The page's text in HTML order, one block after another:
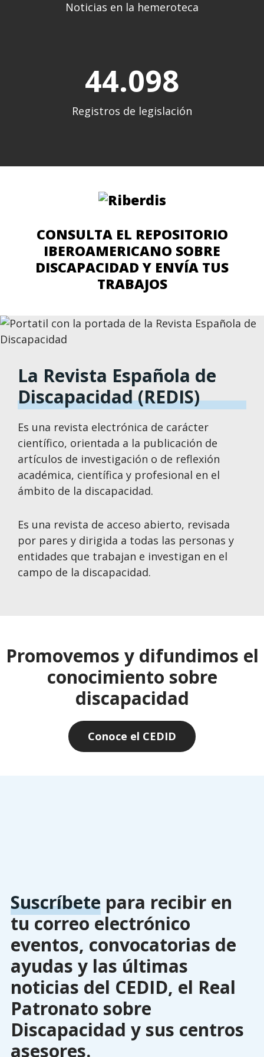
Noticias en la hemeroteca
44.102
Registros de legislación
CONSULTA EL REPOSITORIO
IBEROAMERICANO SOBRE
DISCAPACIDAD Y ENVÍA TUS
TRABAJOS
La Revista Española de
Discapacidad (REDIS)
Es una revista electrónica de carácter
científico, orientada a la publicación de
artículos de investigación o de reflexión
académica, científica y profesional en el
ámbito de la discapacidad.
Es una revista de acceso abierto, revisada
por pares y dirigida a todas las personas y
entidades que trabajan e investigan en el
campo de la discapacidad.
Promovemos y difundimos el
conocimiento sobre
discapacidad
Conoce el CEDID
Suscríbetepara recibir en
tu correo electrónico
eventos, convocatorias de
ayudas y las últimas
noticias del CEDID, el Real
Patronato sobre
Discapacidad y sus centros
asesores.